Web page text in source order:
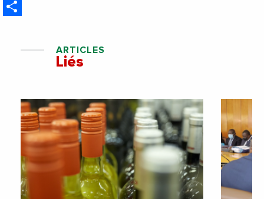
ARTICLES
Liés